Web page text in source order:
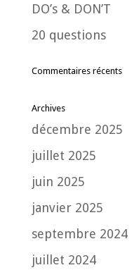
DO’s & DON’T
20 questions
Commentaires récents
Archives
décembre 2025
juillet 2025
juin 2025
janvier 2025
septembre 2024
juillet 2024